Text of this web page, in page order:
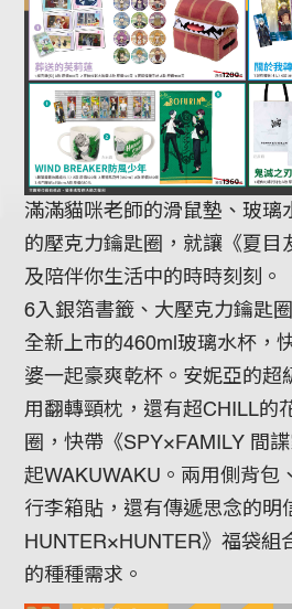
滿滿貓咪老師的滑鼠墊、玻璃
的壓克力鑰匙圈，就讓《夏目
及陪伴你生活中的時時刻刻。
6入銀箔書籤、大壓克力鑰匙
全新上市的460ml玻璃水杯，
婆一起豪爽乾杯。安妮亞的超
用翻轉頸枕，還有超CHILL的
圈，快帶《SPY×FAMILY 間
起WAKUWAKU。兩用側背包
行李箱貼，還有傳遞思念的明
HUNTER×HUNTER》福袋組
的種種需求。